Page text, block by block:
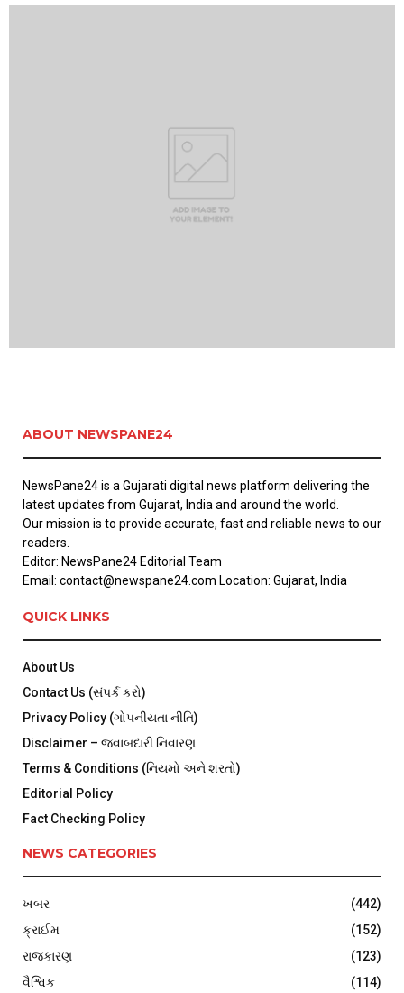
ABOUT NEWSPANE24
NewsPane24 is a Gujarati digital news platform delivering the
latest updates from Gujarat, India and around the world.
Our mission is to provide accurate, fast and reliable news to our
readers.
Editor: NewsPane24 Editorial Team
Email: contact@newspane24.com Location: Gujarat, India
QUICK LINKS
About Us
Contact Us (સંપર્ક કરો)
Privacy Policy (ગોપનીયતા નીતિ)
Disclaimer – જવાબદારી નિવારણ
Terms & Conditions (નિયમો અને શરતો)
Editorial Policy
Fact Checking Policy
NEWS CATEGORIES
ખબર
(442)
ક્રાઈમ
(152)
રાજકારણ
(123)
વૈશ્વિક
(114)